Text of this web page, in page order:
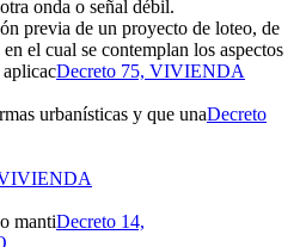
onda o señal débil.
previa de un proyecto de loteo, de
el cual se contemplan los aspectos
aplicacDecreto 75, VIVIENDA
urbanísticas y que unaDecreto
mantiDecreto 14,